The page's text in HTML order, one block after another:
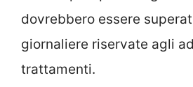
dovrebbero essere
giornaliere riservate agli
trattamenti.